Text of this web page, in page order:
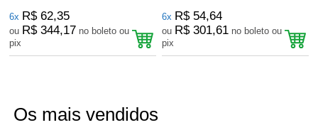
6x R$ 62,35
ou R$ 344,17 no boleto ou
pix
6x R$ 54,64
ou R$ 301,61 no boleto ou
pix
Os mais vendidos